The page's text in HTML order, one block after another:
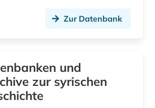
Zur Datenbank
und
zur syrischen